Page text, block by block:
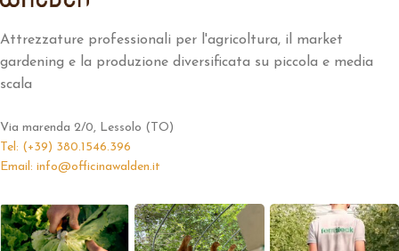
Attrezzature professionali per l'agricoltura, il market
gardening e la produzione diversificata su piccola e media
scala
Via marenda 2/0, Lessolo (TO)
Tel: (+39) 380.1546.396
Email: info@officinawalden.it